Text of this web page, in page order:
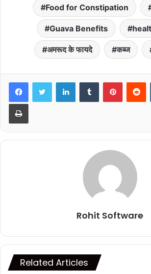
Food for Constipation
Guava Benefits
अमरूद के फायदे कब्ज
LinkedInTumblr Pinterest
Print
Rohit Software
Related Articles